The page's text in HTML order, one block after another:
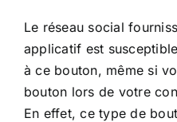
Le réseau social
applicatif est
à ce bouton, même si
bouton lors de votre
En effet, ce type de